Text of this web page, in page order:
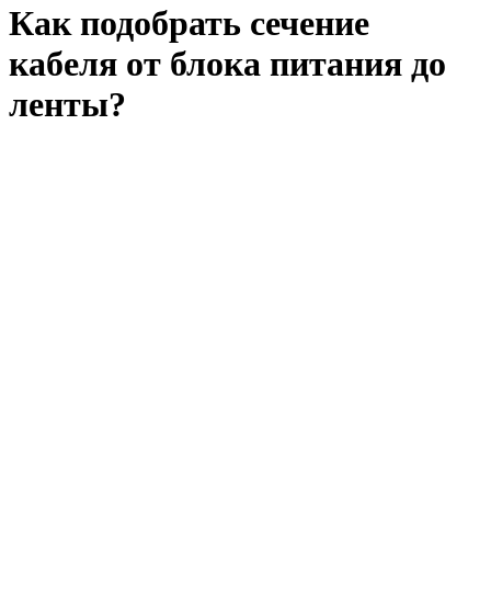
Как подобрать сечение
кабеля от блока питания до
ленты?